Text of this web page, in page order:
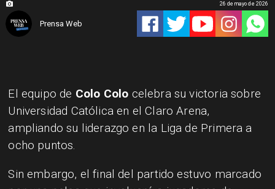
Prensa Web
26 de mayo de 2026
El equipo de Colo Colo celebra su victoria sobre
Universidad Católica en el Claro Arena,
ampliando su liderazgo en la Liga de Primera a
ocho puntos.
Sin embargo, el final del partido estuvo marcado